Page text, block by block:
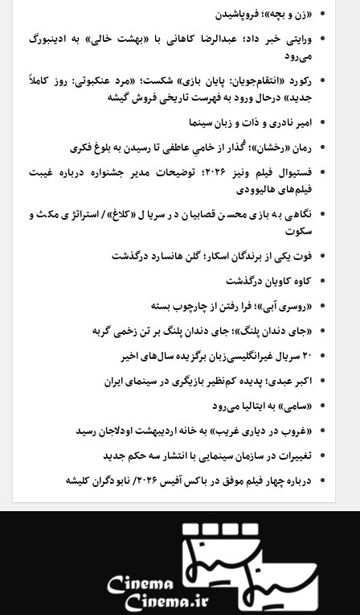
«زن و بچه»؛ فروپاشیدن
ورایتی خبر داد؛ عبدالرضا کاهانی با «بهشت خالی» به ادینبورگ
می‌رود
رکورد «انتقام‌جویان: پایان بازی» شکست؛ «مرد عنکبوتی: روز کاملاً
جدید» درحال ورود به فهرست تاریخی فروش گیشه
امیر نادری و ذات و زبان سینما
رمان «رخشان»؛ گُذار از خامیِ عاطفی تا رسیدن به بلوغ فکری
فستیوال فیلم ونیز ۲۰۲۶؛ توضیحات مدیر جشنواره درباره غیبت
فیلم‌های هالیوودی
نگاهی به بازی محسن قصابیان در سریال «کلاغ»/ استراتژی مکث و
سکوت
فوت یکی از برندگان اسکار؛ گلن هانسارد درگذشت
کاوه کاویان درگذشت
«روسری آبی»؛ فرا رفتن از چارچوب بسته
«جای دندان پلنگ»؛ جای دندان پلنگ بر تن زخمی گربه
۲۰ سریال غیرانگلیسی‌زبان برگزیده سال‌های اخیر
اکبر عبدی؛ پدیده کم‌نظیر بازیگری در سینمای ایران
«سامی» به ایتالیا می‌رود
«غروب در دیاری غریب» به خانه اردیبهشت اودلاجان رسید
تغییرات در سازمان سینمایی با انتشار سه حکم جدید
درباره چهار فیلم موفق در باکس آفیس ۲۰۲۶/ نابودگران کلیشه